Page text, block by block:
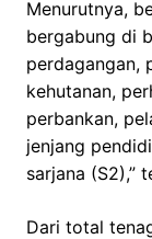
Menurutnya,
bergabung di
perdagangan,
kehutanan,
perbankan,
jenjang
sarjana (S2),”
Dari total